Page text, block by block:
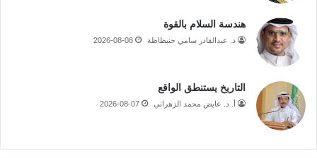
هندسة السلام بالقوة
د. عبدالقادر سامي حنبظاظة 2026-08-08
التاريخ يستنطق الواقع
أ. د. عايض محمد الزهراني 2026-08-07